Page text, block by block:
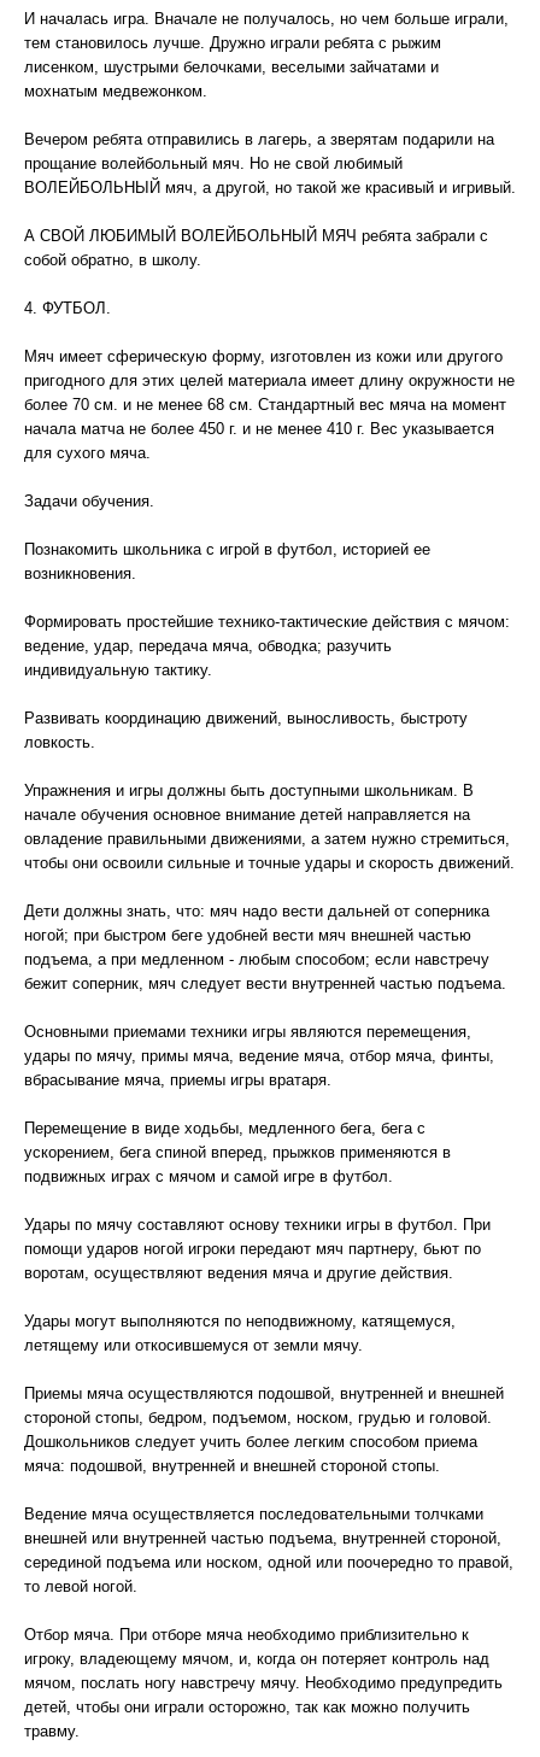
И началась игра. Вначале не получалось, но чем больше играли,
тем становилось лучше. Дружно играли ребята с рыжим
лисенком, шустрыми белочками, веселыми зайчатами и
мохнатым медвежонком.
Вечером ребята отправились в лагерь, а зверятам подарили на
прощание волейбольный мяч. Но не свой любимый
ВОЛЕЙБОЛЬНЫЙ мяч, а другой, но такой же красивый и игривый.
А СВОЙ ЛЮБИМЫЙ ВОЛЕЙБОЛЬНЫЙ МЯЧ ребята забрали с
собой обратно, в школу.
4. ФУТБОЛ.
Мяч имеет сферическую форму, изготовлен из кожи или другого
пригодного для этих целей материала имеет длину окружности не
более 70 см. и не менее 68 см. Стандартный вес мяча на момент
начала матча не более 450 г. и не менее 410 г. Вес указываетcя
для сухого мяча.
Задачи обучения.
Познакомить школьника с игрой в футбол, историей ее
возникновения.
Формировать простейшие технико-тактические действия с мячом:
ведение, удар, передача мяча, обводка; разучить
индивидуальную тактику.
Развивать координацию движений, выносливость, быстроту
ловкость.
Упражнения и игры должны быть доступными школьникам. В
начале обучения основное внимание детей направляется на
овладение правильными движениями, а затем нужно стремиться,
чтобы они освоили сильные и точные удары и скорость движений.
Дети должны знать, что: мяч надо вести дальней от соперника
ногой; при быстром беге удобней вести мяч внешней частью
подъема, а при медленном - любым способом; если навстречу
бежит соперник, мяч следует вести внутренней частью подъема.
Основными приемами техники игры являются перемещения,
удары по мячу, примы мяча, ведение мяча, отбор мяча, финты,
вбрасывание мяча, приемы игры вратаря.
Перемещение в виде ходьбы, медленного бега, бега с
ускорением, бега спиной вперед, прыжков применяются в
подвижных играх с мячом и самой игре в футбол.
Удары по мячу составляют основу техники игры в футбол. При
помощи ударов ногой игроки передают мяч партнеру, бьют по
воротам, осуществляют ведения мяча и другие действия.
Удары могут выполняются по неподвижному, катящемуся,
летящему или откосившемуся от земли мячу.
Приемы мяча осуществляются подошвой, внутренней и внешней
стороной стопы, бедром, подъемом, носком, грудью и головой.
Дошкольников следует учить более легким способом приема
мяча: подошвой, внутренней и внешней стороной стопы.
Ведение мяча осуществляется последовательными толчками
внешней или внутренней частью подъема, внутренней стороной,
серединой подъема или носком, одной или поочередно то правой,
то левой ногой.
Отбор мяча. При отборе мяча необходимо приблизительно к
игроку, владеющему мячом, и, когда он потеряет контроль над
мячом, послать ногу навстречу мячу. Необходимо предупредить
детей, чтобы они играли осторожно, так как можно получить
травму.